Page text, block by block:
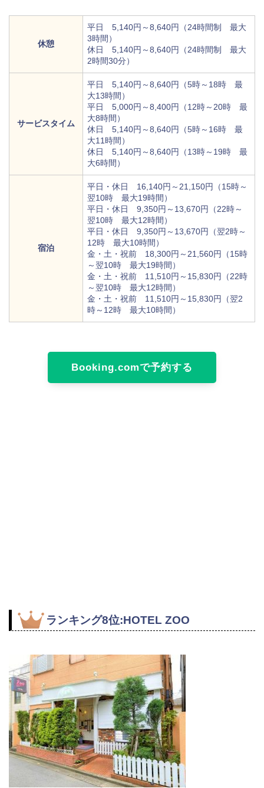
休憩
平日 5,140円～8,640円（24時間制 最大
3時間）
休日 5,140円～8,640円（24時間制 最大
2時間30分）
サービスタイム
平日 5,140円～8,640円（5時～18時 最
大13時間）
平日 5,000円～8,400円（12時～20時 最
大8時間）
休日 5,140円～8,640円（5時～16時 最
大11時間）
休日 5,140円～8,640円（13時～19時 最
大6時間）
宿泊
平日・休日 16,140円～21,150円（15時～
翌10時 最大19時間）
平日・休日 9,350円～13,670円（22時～
翌10時 最大12時間）
平日・休日 9,350円～13,670円（翌2時～
12時 最大10時間）
金・土・祝前 18,300円～21,560円（15時
～翌10時 最大19時間）
金・土・祝前 11,510円～15,830円（22時
～翌10時 最大12時間）
金・土・祝前 11,510円～15,830円（翌2
時～12時 最大10時間）
Booking.comで予約する
ランキング8位:HOTEL ZOO